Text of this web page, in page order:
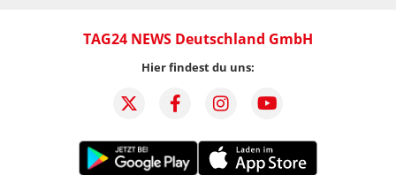
TAG24 NEWS Deutschland GmbH
Hier findest du uns: